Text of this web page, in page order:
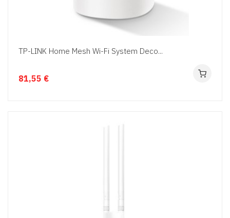
TP-LINK Home Mesh Wi-Fi System Deco...
81,55 €